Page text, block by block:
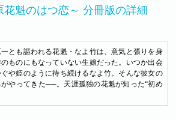
花魁のはつ恋～ 分冊版の詳細
とも謳われる花魁・なよ竹は、意気と張りを身
ものにもなっていない生娘だった。いつか出会
や姫のように待ち続けるなよ竹。そんな彼女の
やってきた──。天涯孤独の花魁が知った“初め